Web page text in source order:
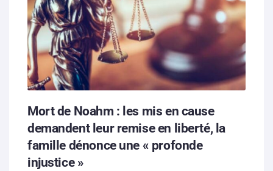
Hébergement solidaire
Mort de Noahm : les mis en cause
demandent leur remise en liberté, la
famille dénonce une « profonde
injustice »